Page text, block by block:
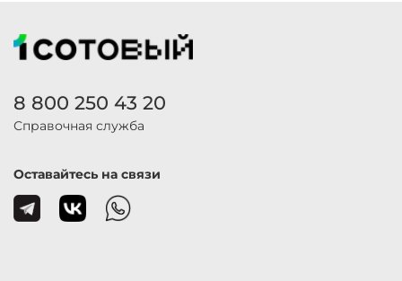
8 800 250 43 20
Справочная служба
Оставайтесь на связи